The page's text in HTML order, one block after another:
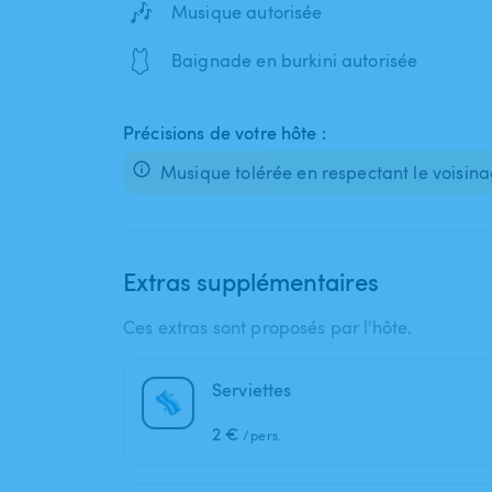
🎶 Musique autorisée
🩱 Baignade en burkini autorisée
Précisions de votre hôte :
Musique tolérée en respectant le
Extras supplémentaires
Ces extras sont proposés par l'hôte.
Serviettes
2 € /pers.